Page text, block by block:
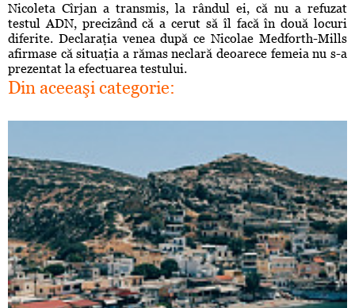
Nicoleta Cîrjan a transmis, la rândul ei, că nu a refuzat
testul ADN, precizând că a cerut să îl facă în două locuri
diferite. Declaraţia venea după ce Nicolae Medforth-Mills
afirmase că situaţia a rămas neclară deoarece femeia nu s-a
prezentat la efectuarea testului.
Din aceeaşi categorie: